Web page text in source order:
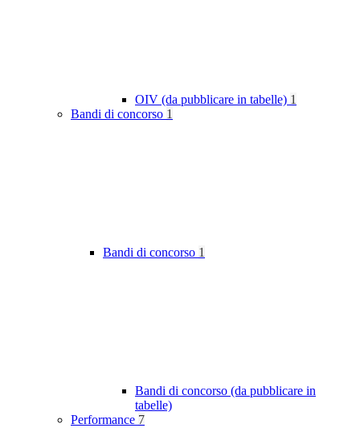
OIV (da pubblicare in tabelle) 1
Bandi di concorso 1
Bandi di concorso 1
Bandi di concorso (da pubblicare in
tabelle)
Performance 7